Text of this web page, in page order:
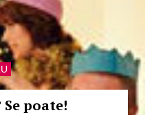
poate!